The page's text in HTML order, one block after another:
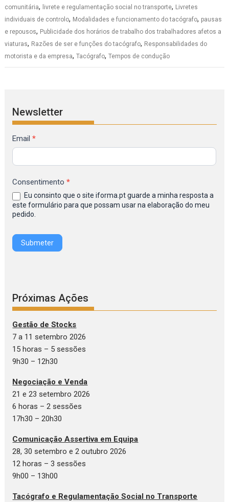
comunitária, livrete e regulamentação social no transporte, Livretes
individuais de controlo, Modalidades e funcionamento do tacógrafo, pausas
e repousos, Publicidade dos horários de trabalho dos trabalhadores afetos a
viaturas, Razões de ser e funções do tacógrafo, Responsabilidades do
motorista e da empresa,Tacógrafo,Tempos de condução
Newsletter
Formulário
de
Inscrição
Newsletter
IFORMA
Email*
Consentimento*
este formulário para que possam usar na elaboração do meu
pedido.
Submeter
Próximas Ações
Gestão de Stocks
7 a 11 setembro 2026
15 horas – 5 sessões
9h30 – 12h30
Negociação e Venda
21 e 23 setembro 2026
6 horas – 2 sessões
17h30 – 20h30
Comunicação Assertiva em Equipa
28, 30 setembro e 2 outubro 2026
12 horas – 3 sessões
9h00 – 13h00
Tacógrafo e Regulamentação Social no Transporte